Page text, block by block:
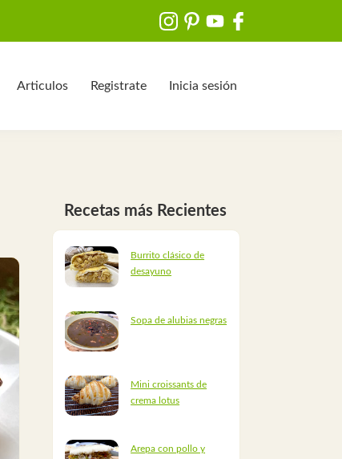
Articulos Registrate Inicia sesión
Recetas más Recientes
Burrito clásico de
desayuno
Sopa de alubias negras
Mini croissants de
crema lotus
Arepa con pollo y